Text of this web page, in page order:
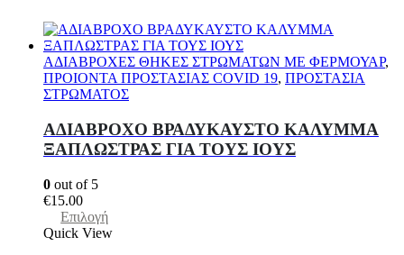
έχει
πολλαπλές
παραλλαγές.
Οι
επιλογές
μπορούν
επιλεγούν
στη
ΑΔΙΑΒΡΟΧΕΣ ΘΗΚΕΣ ΣΤΡΩΜΑΤΩΝ ΜΕ ΦΕΡΜΟΥΑΡ,
ΠΡΟΙΟΝΤΑ ΠΡΟΣΤΑΣΙΑΣ COVID 19, ΠΡΟΣΤΑΣΙΑ
ΣΤΡΩΜΑΤΟΣ
ΑΔΙΑΒΡΟΧΟ ΒΡΑΔΥΚΑΥΣΤΟ ΚΑΛΥΜΜΑ
ΞΑΠΛΩΣΤΡΑΣ ΓΙΑ ΤΟΥΣ ΙΟΥΣ
0 out of 5
€15.00
Επιλογή
Quick View